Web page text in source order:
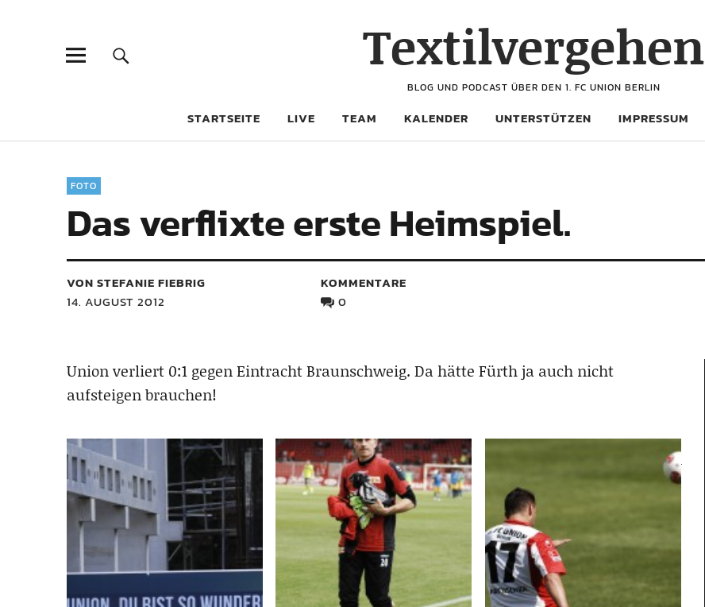
Textilvergehen
BLOG UND PODCAST ÜBER DEN 1. FC UNION BERLIN
STARTSEITE LIVE TEAM KALENDER UNTERSTÜTZEN IMPRESSUM
FOTO
Das verflixte erste Heimspiel.
VON STEFANIE FIEBRIG
14. AUGUST 2012
KOMMENTARE
0
Union verliert 0:1 gegen Eintracht Braunschweig. Da hätte Fürth ja auch nicht
aufsteigen brauchen!